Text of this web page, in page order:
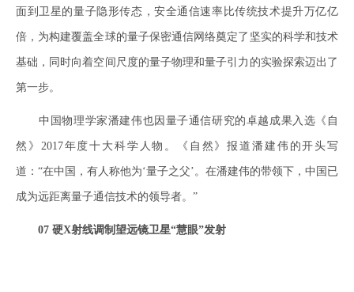
面到卫星的量子隐形传态，安全通信速率比传统技术提升万亿亿
倍，为构建覆盖全球的量子保密通信网络奠定了坚实的科学和技术
基础，同时向着空间尺度的量子物理和量子引力的实验探索迈出了
第一步。
中国物理学家潘建伟也因量子通信研究的卓越成果入选《自
然》2017年度十大科学人物。《自然》报道潘建伟的开头写
道：“在中国，有人称他为‘量子之父’。在潘建伟的带领下，中国已
成为远距离量子通信技术的领导者。”
07 硬X射线调制望远镜卫星“慧眼”发射